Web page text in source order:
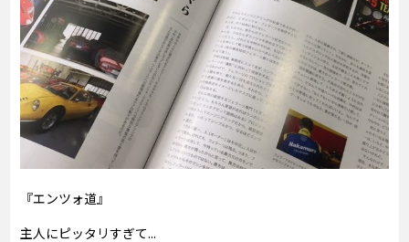
『エンツォ道』
主人にピッタリすぎて...